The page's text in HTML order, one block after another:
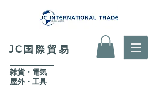
JC国際貿易
​雑貨・電気
​屋外・工具